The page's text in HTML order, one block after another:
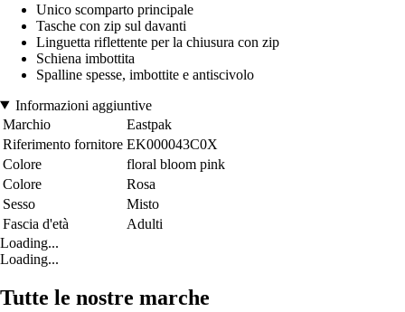
Unico scomparto principale
Tasche con zip sul davanti
Linguetta riflettente per la chiusura con zip
Schiena imbottita
Spalline spesse, imbottite e antiscivolo
Informazioni aggiuntive
Marchio
Eastpak
Riferimento fornitore EK000043C0X
Colore
floral bloom pink
Colore
Rosa
Sesso
Misto
Fascia d'età
Adulti
Loading...
Loading...
Tutte le nostre marche